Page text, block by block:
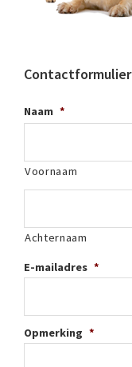
Contactformulier
Naam *
Voornaam
Achternaam
E-mailadres *
Opmerking *